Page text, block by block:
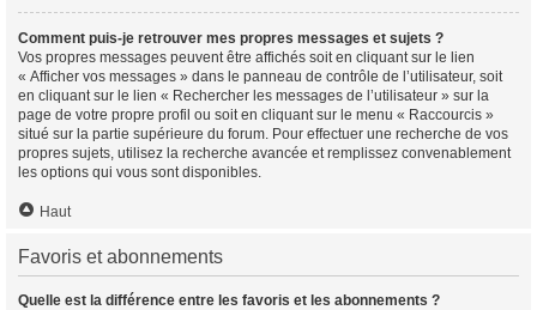
Comment puis-je retrouver mes propres messages et sujets ?
Vos propres messages peuvent être affichés soit en cliquant sur le lien
« Afficher vos messages » dans le panneau de contrôle de l’utilisateur, soit
en cliquant sur le lien « Rechercher les messages de l’utilisateur » sur la
page de votre propre profil ou soit en cliquant sur le menu « Raccourcis »
situé sur la partie supérieure du forum. Pour effectuer une recherche de vos
propres sujets, utilisez la recherche avancée et remplissez convenablement
les options qui vous sont disponibles.
Haut
Favoris et abonnements
Quelle est la différence entre les favoris et les abonnements ?